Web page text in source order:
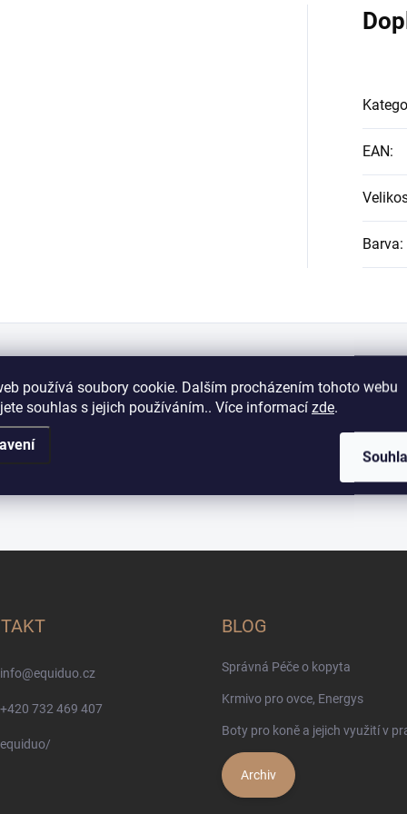
používá soubory cookie. Dalším procházením tohoto webu
souhlas s jejich používáním.. Více informací zde.
EAN:
Barva:
info@equiduo.cz
+420 732 469 407
equiduo/
BLOG
Správná Péče o kopyta
Krmivo pro ovce, Energys
Boty pro koně a jejich využití v
Archiv